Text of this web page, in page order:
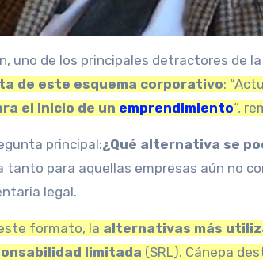
uno de los principales detractores de la
de este esquema corporativo:
el inicio de un emprendimiento“,
principal:¿Qué alternativa se
tanto para aquellas empresas aún no
legal.
formato, la alternativas más
limitada (SRL). Cánepa